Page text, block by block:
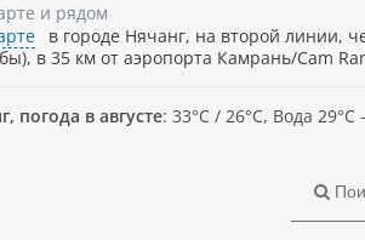
и рядом
в городе Нячанг, на второй линии,
в 35 км от аэропорта Камрань/Cam
погода в августе: 33°C / 26°C, Вода
и